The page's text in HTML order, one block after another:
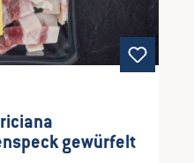
gewürfelt